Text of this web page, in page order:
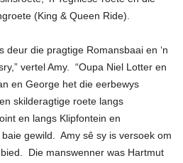
(King & Queen Ride).
deur die pragtige Romansbaai en ‘n
vertel Amy. “Oupa Niel Lotter en
en George het die eerbewys
skilderagtige roete langs
en langs Klipfontein en
gewild. Amy sê sy is versoek om
Die manswenner was Hartmut